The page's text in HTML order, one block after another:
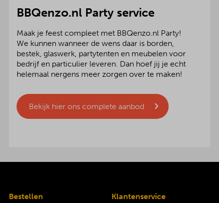
BBQenzo.nl Party service
Maak je feest compleet met BBQenzo.nl Party!
We kunnen wanneer de wens daar is borden,
bestek, glaswerk, partytenten en meubelen voor
bedrijf en particulier leveren. Dan hoef jij je echt
helemaal nergens meer zorgen over te maken!
Bekijk hier ons complete aanbod
Bestellen
Klantenservice